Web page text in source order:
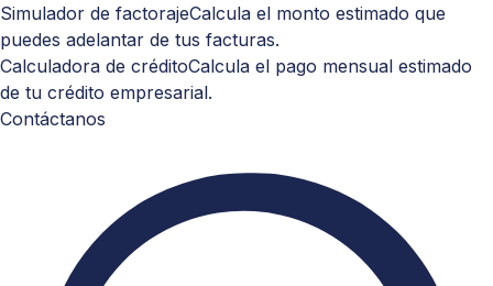
Simulador de factorajeCalcula el monto estimado que
puedes adelantar de tus facturas.
Calculadora de créditoCalcula el pago mensual estimado
de tu crédito empresarial.
Contáctanos